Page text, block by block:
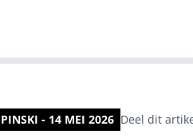
- 14 MEI 2026 Deel dit